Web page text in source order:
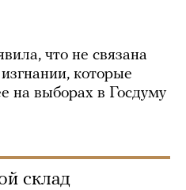
что не связана
которые
на выборах в Госдуму
склад